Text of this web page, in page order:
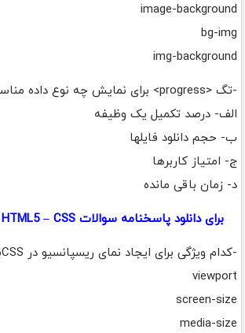
image-background
bg-img
img-background
-تگ <progress> برای نمایش چه نوع داده مناسب است؟
الف- درصد تکمیل یک وظیفه
ب- حجم دانلود فایلها
ج- امتیاز کاربرها
د- زمان باقی مانده
برای دانلود پاسخنامه سوالات HTML5 – CSS اینجا کلیک کنید
-کدام ویژگی برای ایجاد نمای ریسپانسیو در CSSبه کار میرود؟
viewport
screen-size
media-size